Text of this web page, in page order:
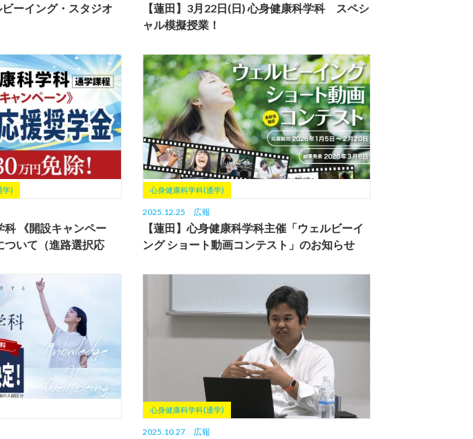
ビーイング・スタジオ
【蓮田】3月22日(日) 心身健康科学科 スペシ
ャル模擬授業！
学)
科 《開設キャンペー
ついて（進路選択応
心身健康科学科(通学)
2025.12.25 広報
【蓮田】心身健康科学科主催「ウェルビーイ
ング ショート動画コンテスト」のお知らせ
心身健康科学科(通学)
2025.10.27 広報